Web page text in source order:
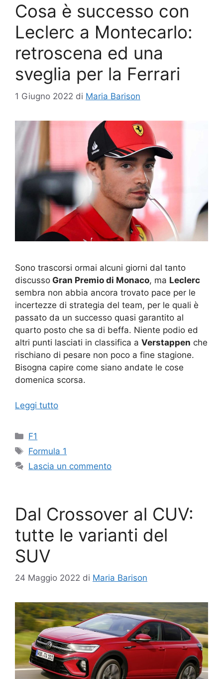
Cosa è successo con
Leclerc a Montecarlo:
retroscena ed una
sveglia per la Ferrari
1 Giugno 2022 di Maria Barison
Sono trascorsi ormai alcuni giorni dal tanto
discusso Gran Premio di Monaco, ma Leclerc
sembra non abbia ancora trovato pace per le
incertezze di strategia del team, per le quali è
passato da un successo quasi garantito al
quarto posto che sa di beffa. Niente podio ed
altri punti lasciati in classifica a Verstappen che
rischiano di pesare non poco a fine stagione.
Bisogna capire come siano andate le cose
domenica scorsa.
Leggi tutto
Categorie
F1
Tag
Formula 1
Lascia un commento
Dal Crossover al CUV:
tutte le varianti del
SUV
24 Maggio 2022 di Maria Barison